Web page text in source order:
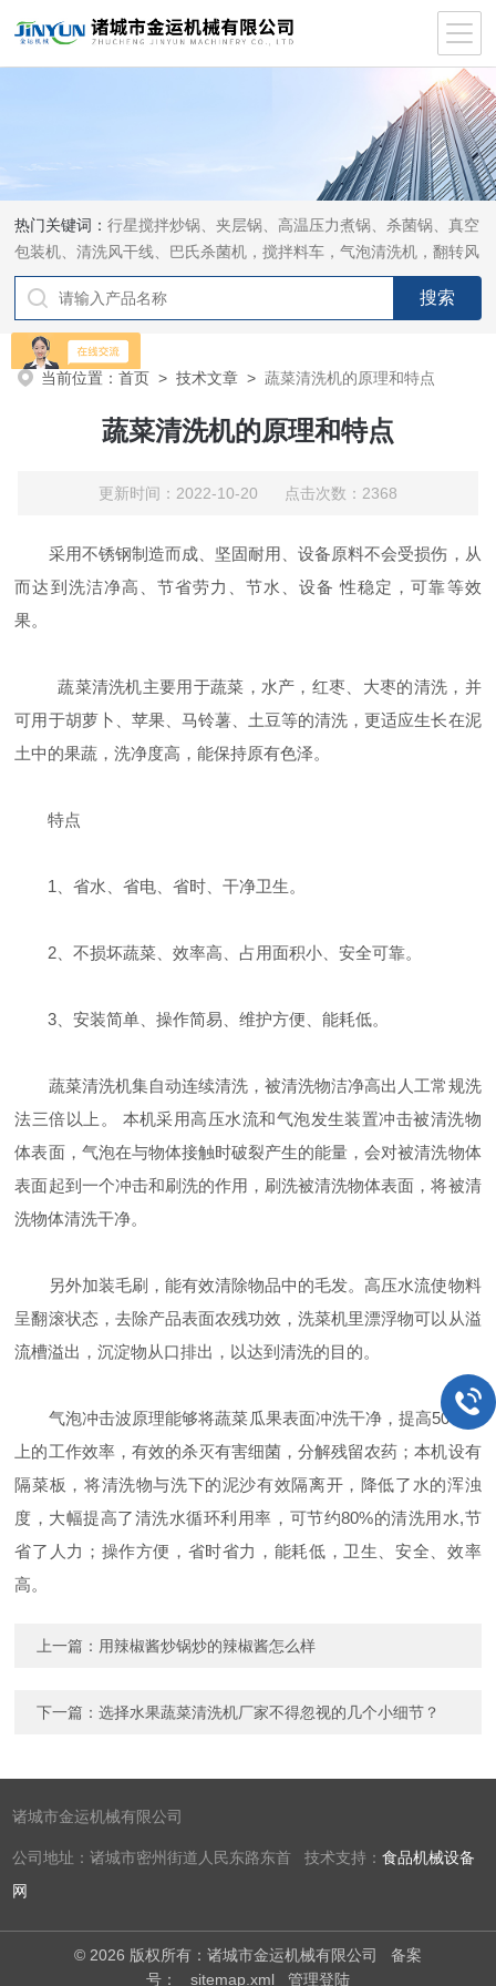
热门关键词：行星搅拌炒锅、夹层锅、高温压力煮锅、杀菌锅、真空
包装机、清洗风干线、巴氏杀菌机，搅拌料车，气泡清洗机，翻转风
干机
当前位置：首页 >技术文章 >蔬菜清洗机的原理和特点
蔬菜清洗机的原理和特点
更新时间：2022-10-20 点击次数：2368
采用不锈钢制造而成、坚固耐用、设备原料不会受损伤，从
而达到洗洁净高、节省劳力、节水、设备 性稳定，可靠等效
果。
蔬菜清洗机主要用于蔬菜，水产，红枣、大枣的清洗，并
可用于胡萝卜、苹果、马铃薯、土豆等的清洗，更适应生长在泥
土中的果蔬，洗净度高，能保持原有色泽。
特点
1、省水、省电、省时、干净卫生。
2、不损坏蔬菜、效率高、占用面积小、安全可靠。
3、安装简单、操作简易、维护方便、能耗低。
蔬菜清洗机集自动连续清洗，被清洗物洁净高出人工常规洗
法三倍以上。 本机采用高压水流和气泡发生装置冲击被清洗物
体表面，气泡在与物体接触时破裂产生的能量，会对被清洗物体
表面起到一个冲击和刷洗的作用，刷洗被清洗物体表面，将被清
洗物体清洗干净。
另外加装毛刷，能有效清除物品中的毛发。高压水流使物料
呈翻滚状态，去除产品表面农残功效，洗菜机里漂浮物可以从溢
流槽溢出，沉淀物从口排出，以达到清洗的目的。
气泡冲击波原理能够将蔬菜瓜果表面冲洗干净，提高50%以
上的工作效率，有效的杀灭有害细菌，分解残留农药；本机设有
隔菜板，将清洗物与洗下的泥沙有效隔离开，降低了水的浑浊
度，大幅提高了清洗水循环利用率，可节约80%的清洗用水,节
省了人力；操作方便，省时省力，能耗低，卫生、安全、效率
高。
上一篇： 用辣椒酱炒锅炒的辣椒酱怎么样
下一篇：选择水果蔬菜清洗机厂家不得忽视的几个小细节？
诸城市金运机械有限公司
公司地址：诸城市密州街道人民东路东首 技术支持：食品机械设备
网
© 2026 版权所有：诸城市金运机械有限公司 备案
号：
sitemap.xml 管理登陆